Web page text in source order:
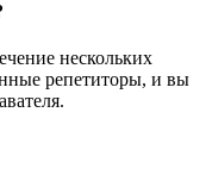
нескольких
репетиторы, и вы